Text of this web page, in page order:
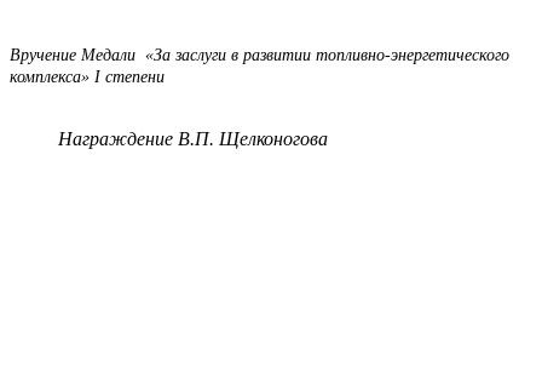
Вручение Медали «За заслуги в развитии топливно-энергетического
комплекса» I степени
Награждение В.П. Щелконогова